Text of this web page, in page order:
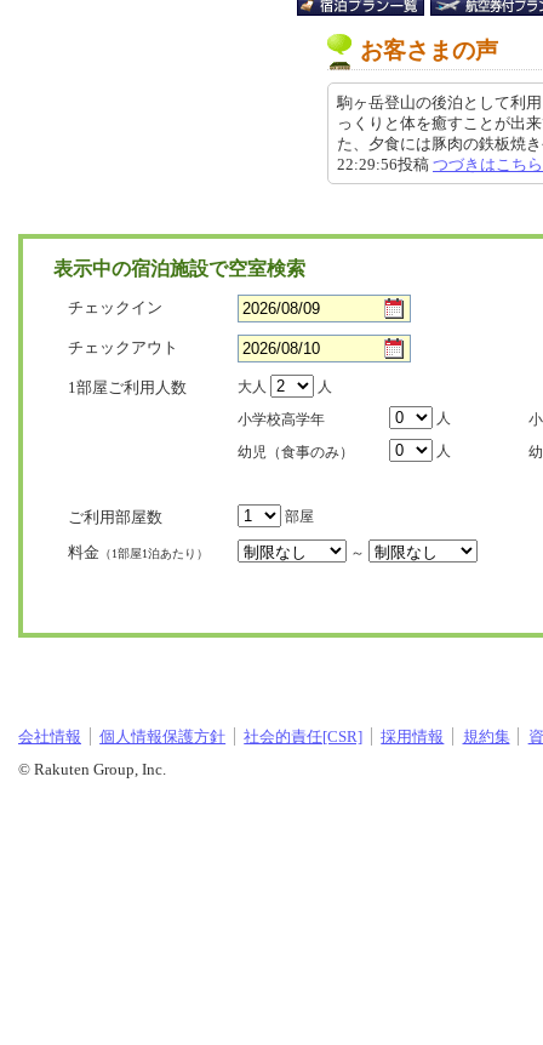
お客さまの声
駒ヶ岳登山の後泊として利
っくりと体を癒すことが出
た、夕食には豚肉の鉄板焼
22:29:56投稿 つづきはこちら
表示中の宿泊施設で空室検索
チェックイン
チェックアウト
1部屋ご利用人数 大人
人
小学校高学年
人
幼児（食事のみ）
人
ご利用部屋数 部屋
料金 （1部屋1泊あたり） ～
会社情報 個人情報保護方針 社会的責任[CSR] 採用情報 規約集
© Rakuten Group, Inc.